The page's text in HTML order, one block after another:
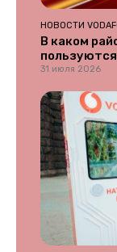
НОВОСТИ
В каком
пользуются
31 июля 2026